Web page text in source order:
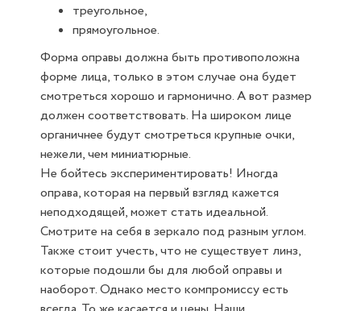
треугольное,
прямоугольное.
Форма оправы должна быть противоположна
форме лица, только в этом случае она будет
смотреться хорошо и гармонично. А вот размер
должен соответствовать. На широком лице
органичнее будут смотреться крупные очки,
нежели, чем миниатюрные.
Не бойтесь экспериментировать! Иногда
оправа, которая на первый взгляд кажется
неподходящей, может стать идеальной.
Смотрите на себя в зеркало под разным углом.
Также стоит учесть, что не существует линз,
которые подошли бы для любой оправы и
наоборот. Однако место компромиссу есть